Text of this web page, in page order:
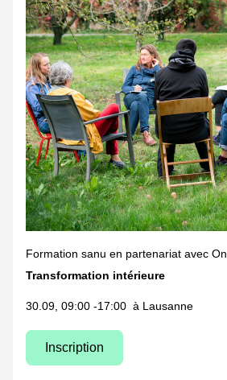
Formation sanu en partenariat avec
Transformation intérieure
30.09, 09:00 -17:00  à Lausanne
Inscription